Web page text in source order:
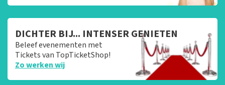
DICHTER BIJ... INTENSER GENIETEN
Beleef evenementen met
Tickets van TopTicketShop!
Zo werken wij